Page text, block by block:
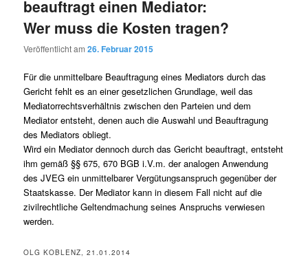
beauftragt einen Mediator:
Wer muss die Kosten tragen?
Veröffentlicht am26. Februar 2015
Für die unmittelbare Beauftragung eines Mediators durch das
Gericht fehlt es an einer gesetzlichen Grundlage, weil das
Mediatorrechtsverhältnis zwischen den Parteien und dem
Mediator entsteht, denen auch die Auswahl und Beauftragung
des Mediators obliegt.
Wird ein Mediator dennoch durch das Gericht beauftragt, entsteht
ihm gemäß §§ 675, 670 BGB i.V.m. der analogen Anwendung
des JVEG ein unmittelbarer Vergütungsanspruch gegenüber der
Staatskasse. Der Mediator kann in diesem Fall nicht auf die
zivilrechtliche Geltendmachung seines Anspruchs verwiesen
werden.
OLG KOBLENZ, 21.01.2014